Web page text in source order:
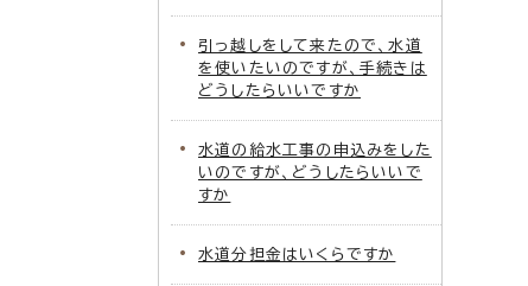
引っ越しをして来たので、水道
を使いたいのですが、手続きは
どうしたらいいですか
水道の給水工事の申込みをした
いのですが、どうしたらいいで
すか
水道分担金はいくらですか